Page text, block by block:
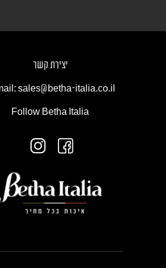
יצירת קשר
sales@betha-italia.co.il
Follow Betha Italia